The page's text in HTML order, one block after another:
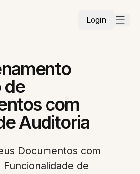
Login
de
com
Auditoria
Documentos com
de